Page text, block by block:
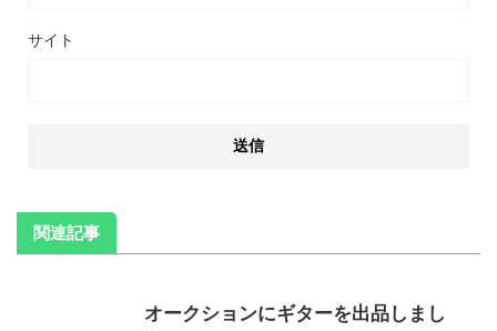
サイト
関連記事
オークションにギターを出品しまし